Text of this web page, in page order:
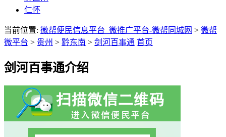
仁怀
当前位置: 微帮便民信息平台_微推广平台-微帮同城网 > 微帮
微平台 > 贵州 > 黔东南 > 剑河百事通 首页
剑河百事通介绍